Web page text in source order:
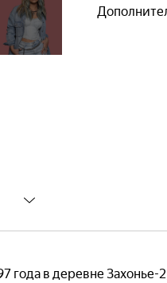
года в деревне